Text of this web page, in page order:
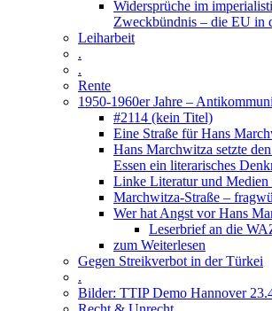
Widersprüche im
Zweckbündnis – die EU in
Leiharbeit
.
.
Rente
1950-1960er Jahre –
#2114 (kein Titel)
Eine Straße für Hans
Hans Marchwitza setzte
Essen ein literarisches
Linke Literatur und Medien
Marchwitza-Straße –
Wer hat Angst vor Hans
Leserbrief an die
zum Weiterlesen
Gegen Streikverbot in der Türkei
.
Bilder: TTIP Demo Hannover